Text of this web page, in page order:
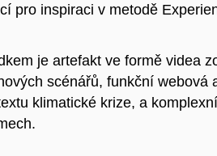
pro inspiraci v metodě
je artefakt ve formě videa
scénářů, funkční webová
klimatické krize, a